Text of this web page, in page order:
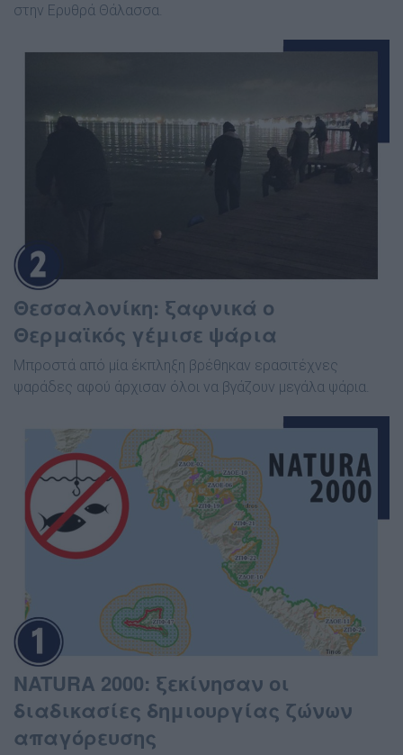
στην Ερυθρά Θάλασσα.
Θεσσαλονίκη: ξαφνικά ο
Θερμαϊκός γέμισε ψάρια
Μπροστά από μία έκπληξη βρέθηκαν ερασιτέχνες
ψαράδες αφού άρχισαν όλοι να βγάζουν μεγάλα ψάρια.
NATURA 2000: ξεκίνησαν οι
διαδικασίες δημιουργίας ζώνων
απαγόρευσης